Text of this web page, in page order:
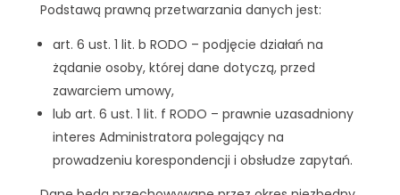
Podstawą prawną przetwarzania danych jest:
art. 6 ust. 1 lit. b RODO – podjęcie działań na
żądanie osoby, której dane dotyczą, przed
zawarciem umowy,
lub art. 6 ust. 1 lit. f RODO – prawnie uzasadniony
interes Administratora polegający na
prowadzeniu korespondencji i obsłudze zapytań.